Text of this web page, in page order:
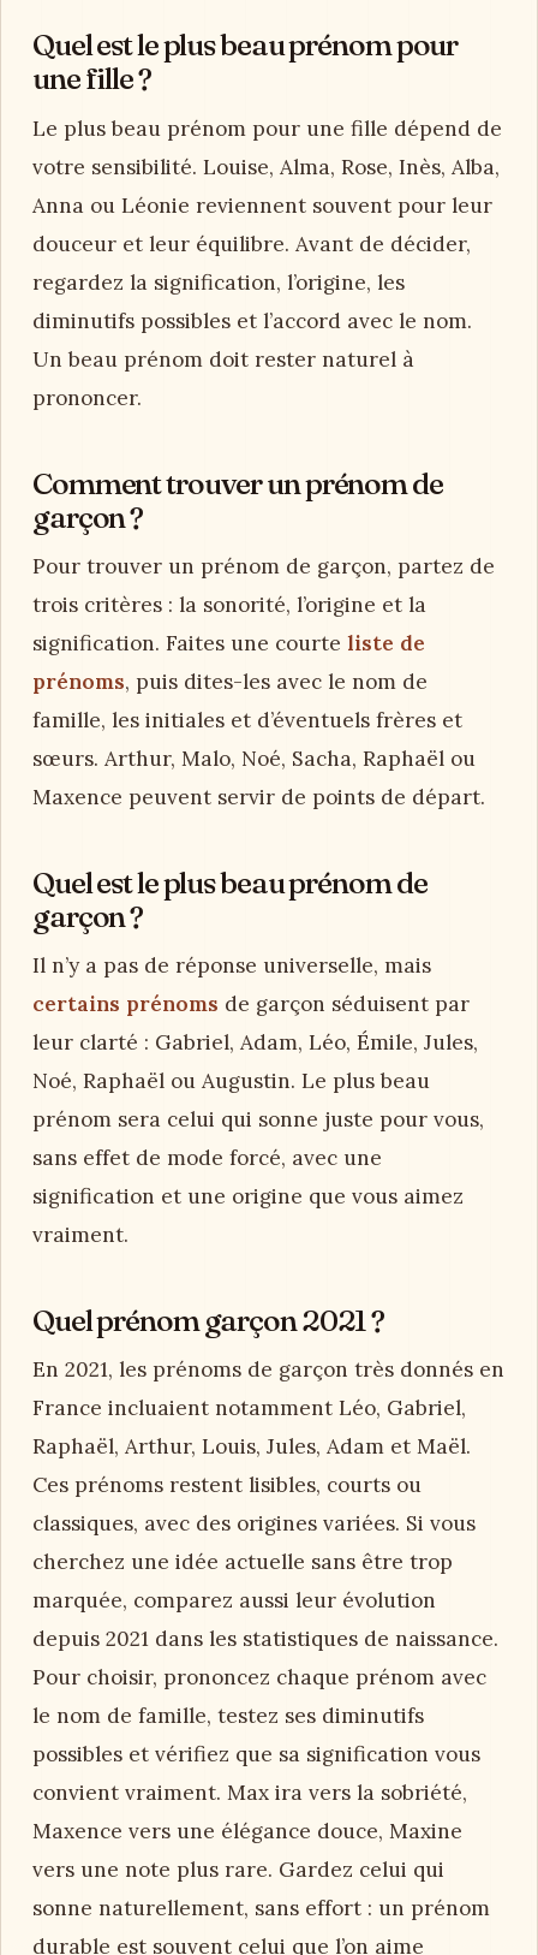
Quel est le plus beau prénom pour
une fille ?
Le plus beau prénom pour une fille dépend de
votre sensibilité. Louise, Alma, Rose, Inès, Alba,
Anna ou Léonie reviennent souvent pour leur
douceur et leur équilibre. Avant de décider,
regardez la signification, l’origine, les
diminutifs possibles et l’accord avec le nom.
Un beau prénom doit rester naturel à
prononcer.
Comment trouver un prénom de
garçon ?
Pour trouver un prénom de garçon, partez de
trois critères : la sonorité, l’origine et la
signification. Faites une courte liste de
prénoms, puis dites-les avec le nom de
famille, les initiales et d’éventuels frères et
sœurs. Arthur, Malo, Noé, Sacha, Raphaël ou
Maxence peuvent servir de points de départ.
Quel est le plus beau prénom de
garçon ?
Il n’y a pas de réponse universelle, mais
certains prénoms de garçon séduisent par
leur clarté : Gabriel, Adam, Léo, Émile, Jules,
Noé, Raphaël ou Augustin. Le plus beau
prénom sera celui qui sonne juste pour vous,
sans effet de mode forcé, avec une
signification et une origine que vous aimez
vraiment.
Quel prénom garçon 2021 ?
En 2021, les prénoms de garçon très donnés en
France incluaient notamment Léo, Gabriel,
Raphaël, Arthur, Louis, Jules, Adam et Maël.
Ces prénoms restent lisibles, courts ou
classiques, avec des origines variées. Si vous
cherchez une idée actuelle sans être trop
marquée, comparez aussi leur évolution
depuis 2021 dans les statistiques de naissance.
Pour choisir, prononcez chaque prénom avec
le nom de famille, testez ses diminutifs
possibles et vérifiez que sa signification vous
convient vraiment. Max ira vers la sobriété,
Maxence vers une élégance douce, Maxine
vers une note plus rare. Gardez celui qui
sonne naturellement, sans effort : un prénom
durable est souvent celui que l’on aime